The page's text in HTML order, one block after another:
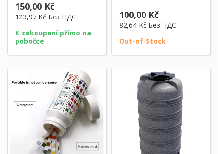
150,00 Kč
123,97 Kč Без НДС
K zakoupení přímo na
pobočce
100,00 Kč
82,64 Kč Без НДС
Out-of-Stock